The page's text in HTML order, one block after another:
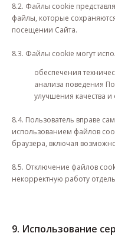
8.2. Файлы cookie
файлы, которые
посещении Сайта.
8.3. Файлы cookie могут
обеспечения
анализа поведения
улучшения качества
8.4. Пользователь вправе
использованием файлов
браузера, включая
8.5. Отключение файлов
некорректную работу
9. Использование